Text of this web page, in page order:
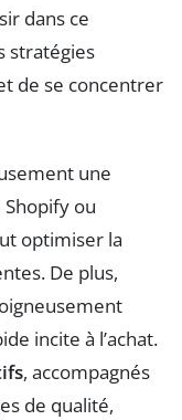
dans ce
stratégies
de se concentrer
une
ou
optimiser la
De plus,
incite à l’achat.
, accompagnés
de qualité,